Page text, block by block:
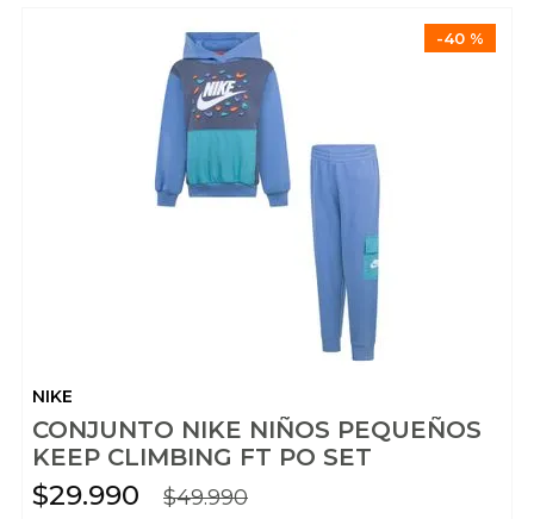
-40 %
NIKE
CONJUNTO NIKE NIÑOS PEQUEÑOS
KEEP CLIMBING FT PO SET
$29.990 $49.990